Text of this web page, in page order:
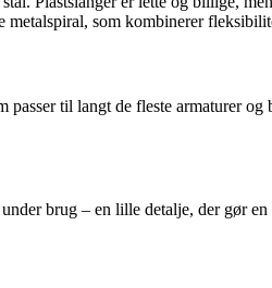
som kombinerer
passer til langt de fleste armaturer
brug – en lille detalje, der gør